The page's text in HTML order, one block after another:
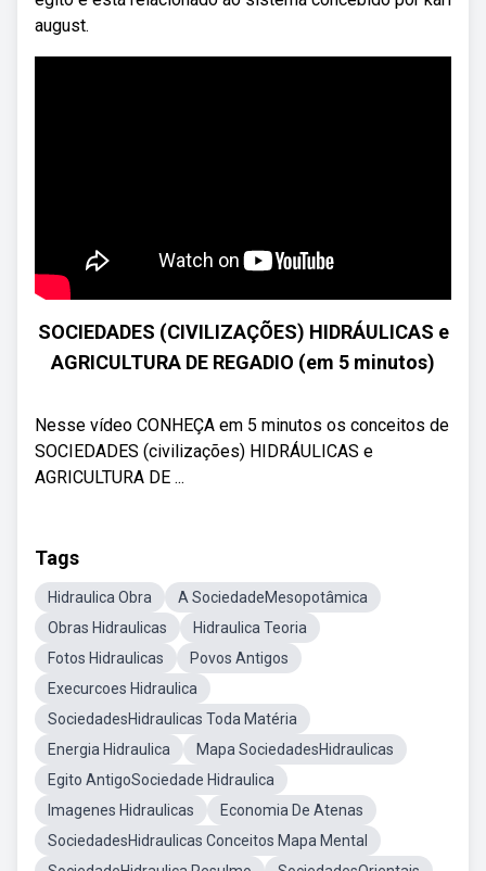
august.
SOCIEDADES (CIVILIZAÇÕES) HIDRÁULICAS e
AGRICULTURA DE REGADIO (em 5 minutos)
Nesse vídeo CONHEÇA em 5 minutos os conceitos de
SOCIEDADES (civilizações) HIDRÁULICAS e
AGRICULTURA DE ...
Tags
Hidraulica Obra
A SociedadeMesopotâmica
Obras Hidraulicas
Hidraulica Teoria
Fotos Hidraulicas
Povos Antigos
Execurcoes Hidraulica
SociedadesHidraulicas Toda Matéria
Energia Hidraulica
Mapa SociedadesHidraulicas
Egito AntigoSociedade Hidraulica
Imagenes Hidraulicas
Economia De Atenas
SociedadesHidraulicas Conceitos Mapa Mental